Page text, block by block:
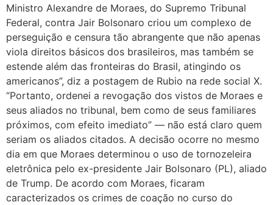
Ministro Alexandre de Moraes, do Supremo Tribunal
Federal, contra Jair Bolsonaro criou um complexo de
perseguição e censura tão abrangente que não apenas
viola direitos básicos dos brasileiros, mas também se
estende além das fronteiras do Brasil, atingindo os
americanos”, diz a postagem de Rubio na rede social X.
“Portanto, ordenei a revogação dos vistos de Moraes e
seus aliados no tribunal, bem como de seus familiares
próximos, com efeito imediato” — não está claro quem
seriam os aliados citados. A decisão ocorre no mesmo
dia em que Moraes determinou o uso de tornozeleira
eletrônica pelo ex-presidente Jair Bolsonaro (PL), aliado
de Trump. De acordo com Moraes, ficaram
caracterizados os crimes de coação no curso do